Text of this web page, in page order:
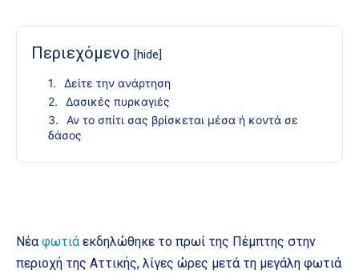
Περιεχόμενο [hide]
Δείτε την ανάρτηση
Δασικές πυρκαγιές
Αν το σπίτι σας βρίσκεται μέσα ή κοντά σε
δάσος
Νέα φωτιά εκδηλώθηκε το πρωί της Πέμπτης στην
περιοχή της Αττικής, λίγες ώρες μετά τη μεγάλη φωτιά